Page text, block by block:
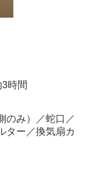
時間
のみ）／蛇口／
ター／換気扇カ